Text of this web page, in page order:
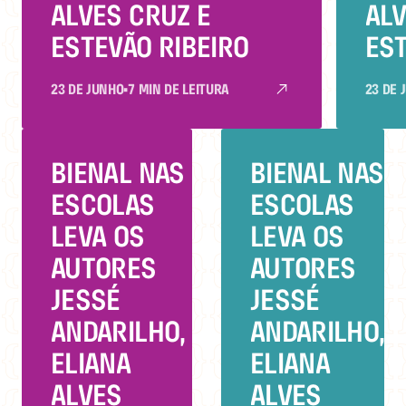
ALVES CRUZ E
ESTEVÃO RIBEIRO
23 DE JUNHO•7 MIN DE LEITURA 23 DE
BIENAL NAS
ESCOLAS
LEVA OS
AUTORES
JESSÉ
ANDARILHO,
ELIANA
ALVES
BIENAL NAS
ESCOLAS
LEVA OS
AUTORES
JESSÉ
ANDARILHO,
ELIANA
ALVES